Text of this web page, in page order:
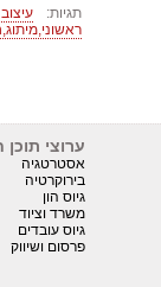
תגיות:
ערוצי
אסטרטגיה
בירוקרטיה
גיוס הון
משרד וציוד
גיוס עובדים
פרסום ושיווק